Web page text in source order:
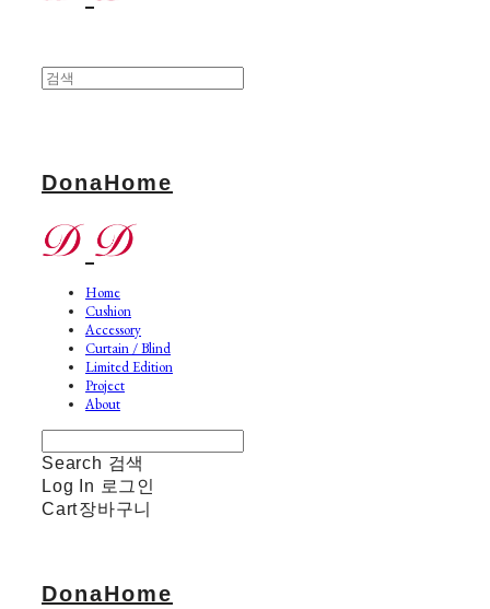
DonaHome
Home
Cushion
Accessory
Curtain / Blind
Limited Edition
Project
About
Search 검색
Log In 로그인
Cart장바구니
DonaHome